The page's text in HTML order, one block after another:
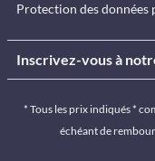
Protection des données
Inscrivez-vous à
* Tous les prix indiqués *
échéant de